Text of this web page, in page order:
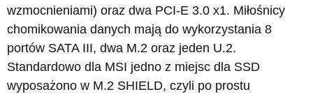
wzmocnieniami) oraz dwa PCI-E 3.0 x1. Miłośnicy
chomikowania danych mają do wykorzystania 8
portów SATA III, dwa M.2 oraz jeden U.2.
Standardowo dla MSI jedno z miejsc dla SSD
wyposażono w M.2 SHIELD, czyli po prostu